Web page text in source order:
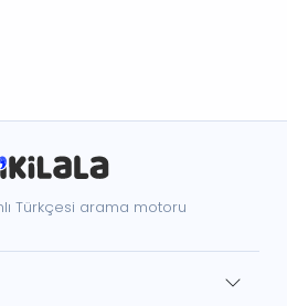
Türkçesi arama motoru